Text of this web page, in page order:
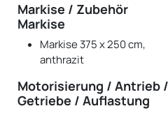
Markise / Zubehör
Markise
Markise 375 x 250 cm,
anthrazit
Motorisierung / Antrieb /
Getriebe / Auflastung